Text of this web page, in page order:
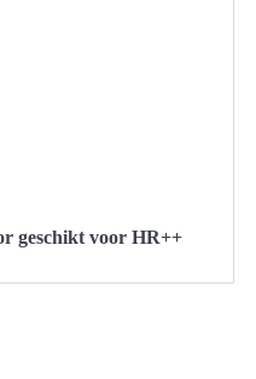
geschikt voor HR++